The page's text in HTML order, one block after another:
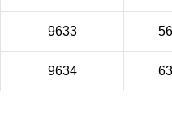
9633
9634